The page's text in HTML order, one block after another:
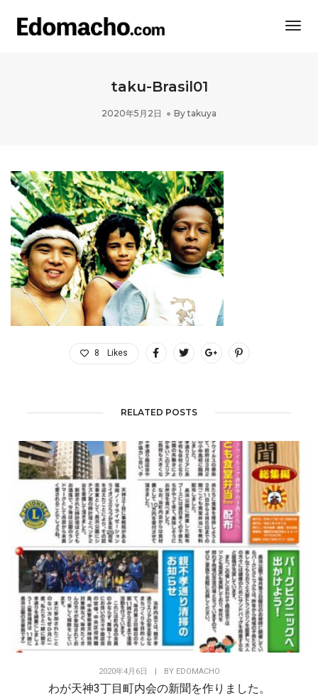
taku-Brasil01
2020年5月2日 Bytakuya
8 Likes
RELATED POSTS
2020年4月6日 BY EDOMACHO
わが天神3丁目町内会の新聞を作りました。